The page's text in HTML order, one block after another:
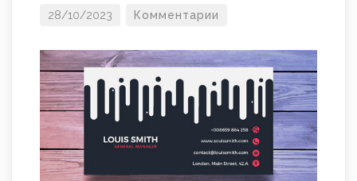
28/10/2023 Комментарии